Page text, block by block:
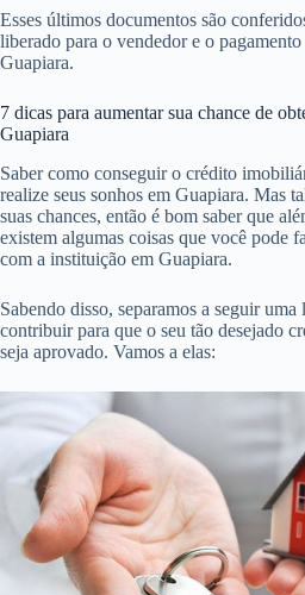
Esses últimos documentos são
liberado para o vendedor e o
Guapiara.
7 dicas para aumentar sua chance de
Guapiara
Saber como conseguir o crédito
realize seus sonhos em Guapiara. Mas
suas chances, então é bom saber que
existem algumas coisas que você pode
com a instituição em Guapiara.
Sabendo disso, separamos a seguir
contribuir para que o seu tão desejado
seja aprovado. Vamos a elas: